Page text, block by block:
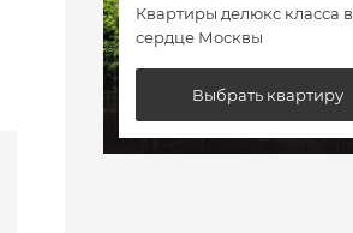
Квартиры делюкс класса в
сердце Москвы
Выбрать квартиру